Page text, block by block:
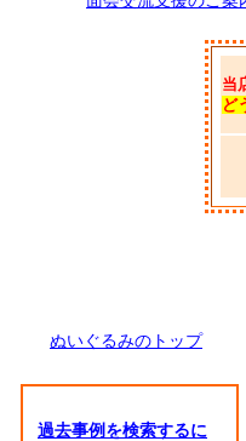
当
ど
ぬいぐるみのトップ
過去事例を検索するに